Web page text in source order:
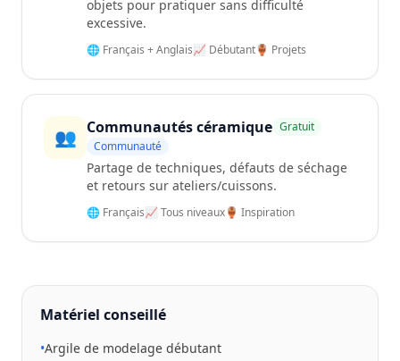
objets pour pratiquer sans difficulté
excessive.
🌐 Français + Anglais📈 Débutant🏺 Projets
👥 Communautés céramique Gratuit
Communauté
Partage de techniques, défauts de séchage
et retours sur ateliers/cuissons.
🌐 Français📈 Tous niveaux🏺 Inspiration
Matériel conseillé
•Argile de modelage débutant